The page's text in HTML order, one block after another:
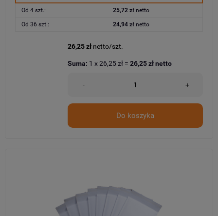
Od 4 szt.: 25,72 złnetto
Od 36 szt.: 24,94 złnetto
26,25 zł netto/szt.
- +
Do koszyka
Suma: 1 x26,25 zł = 26,25 złnetto